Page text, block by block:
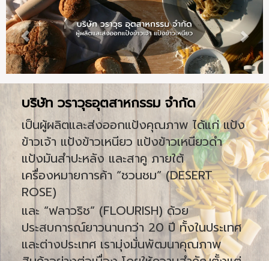
บริษัท วราวุธอุตสาหกรรม จำกัด
เป็นผู้ผลิตและส่งออกแป้งคุณภาพ ได้แก่ แป้ง
ข้าวเจ้า แป้งข้าวเหนียว แป้งข้าวเหนียวดำ
แป้งมันสำปะหลัง และสาคู ภายใต้
เครื่องหมายการค้า “ชวนชม” (DESERT
ROSE)
และ “ฟลาวริช” (FLOURISH) ด้วย
ประสบการณ์ยาวนานกว่า 20 ปี ทั้งในประเทศ
และต่างประเทศ เรามุ่งมั่นพัฒนาคุณภาพ